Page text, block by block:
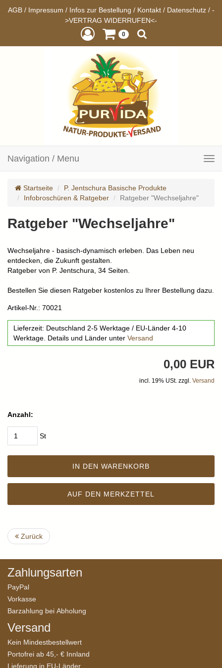
AGB / Impressum / Infos zur Bestellung / Kontakt / Datenschutz / -
>VERTRAG WIDERRUFEN<-
0
Navigation / Menu
Startseite
P. Jentschura Basische Produkte
Infobroschüren & Ratgeber
Ratgeber "Wechseljahre"
Ratgeber "Wechseljahre"
Wechseljahre - basisch-dynamisch erleben. Das Leben neu
entdecken, die Zukunft gestalten.
Ratgeber von P. Jentschura, 34 Seiten.
Bestellen Sie diesen Ratgeber kostenlos zu Ihrer Bestellung dazu.
Artikel-Nr.: 70021
Lieferzeit: Deutschland 2-5 Werktage / EU-Länder 4-10
Werktage. Details und Länder unter Versand
0,00 EUR
incl. 19% USt. zzgl. Versand
Anzahl:
St
IN DEN WARENKORB
AUF DEN MERKZETTEL
Zurück
Zahlungsarten
PayPal
Vorkasse
Barzahlung bei Abholung
Versand
Kein Mindestbestellwert
Portofrei ab 45,- € Innland
Lieferung in EU-Länder